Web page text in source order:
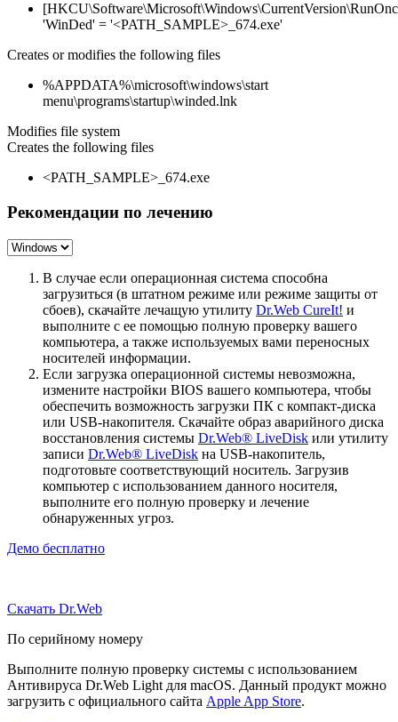
'WinDed' = '<PATH_SAMPLE>_674.exe'
Creates or modifies the following files
%APPDATA%\microsoft\windows\start
menu\programs\startup\winded.lnk
Modifies file system
Creates the following files
<PATH_SAMPLE>_674.exe
Рекомендации по лечению
В случае если операционная система способна
загрузиться (в штатном режиме или режиме защиты от
сбоев), скачайте лечащую утилиту Dr.Web CureIt! и
выполните с ее помощью полную проверку вашего
компьютера, а также используемых вами переносных
носителей информации.
Если загрузка операционной системы невозможна,
измените настройки BIOS вашего компьютера, чтобы
обеспечить возможность загрузки ПК с компакт-диска
или USB-накопителя. Скачайте образ аварийного диска
восстановления системы Dr.Web® LiveDisk или утилиту
записи Dr.Web® LiveDisk на USB-накопитель,
подготовьте соответствующий носитель. Загрузив
компьютер с использованием данного носителя,
выполните его полную проверку и лечение
обнаруженных угроз.
Демо бесплатно
Скачать Dr.Web
По серийному номеру
Выполните полную проверку системы с использованием
Антивируса Dr.Web Light для macOS. Данный продукт можно
загрузить с официального сайта Apple App Store.